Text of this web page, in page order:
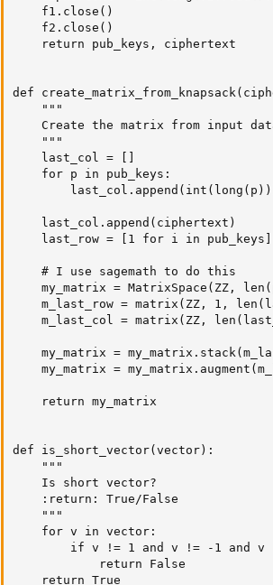
    f1.close()
    f2.close()
    return pub_keys, ciphertext
def
    """
Create the matrix from input
    """
    last_col = []
    for p in pub_keys:
    last_col.append(ciphertext)
    last_row = [1 for i in pub_keys]
    # I use sagemath to do this
my_matrix = MatrixSpace(ZZ,
m_last_row = matrix(ZZ, 1,
m_last_col = matrix(ZZ,
my_matrix =
my_matrix =
    return my_matrix
def is_short_vector(vector):
    """
    Is short vector?
    :return: True/False
    """
    for v in vector:
if v != 1 and v != -1 and v
            return False
    return True